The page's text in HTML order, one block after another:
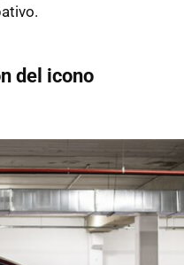
del icono